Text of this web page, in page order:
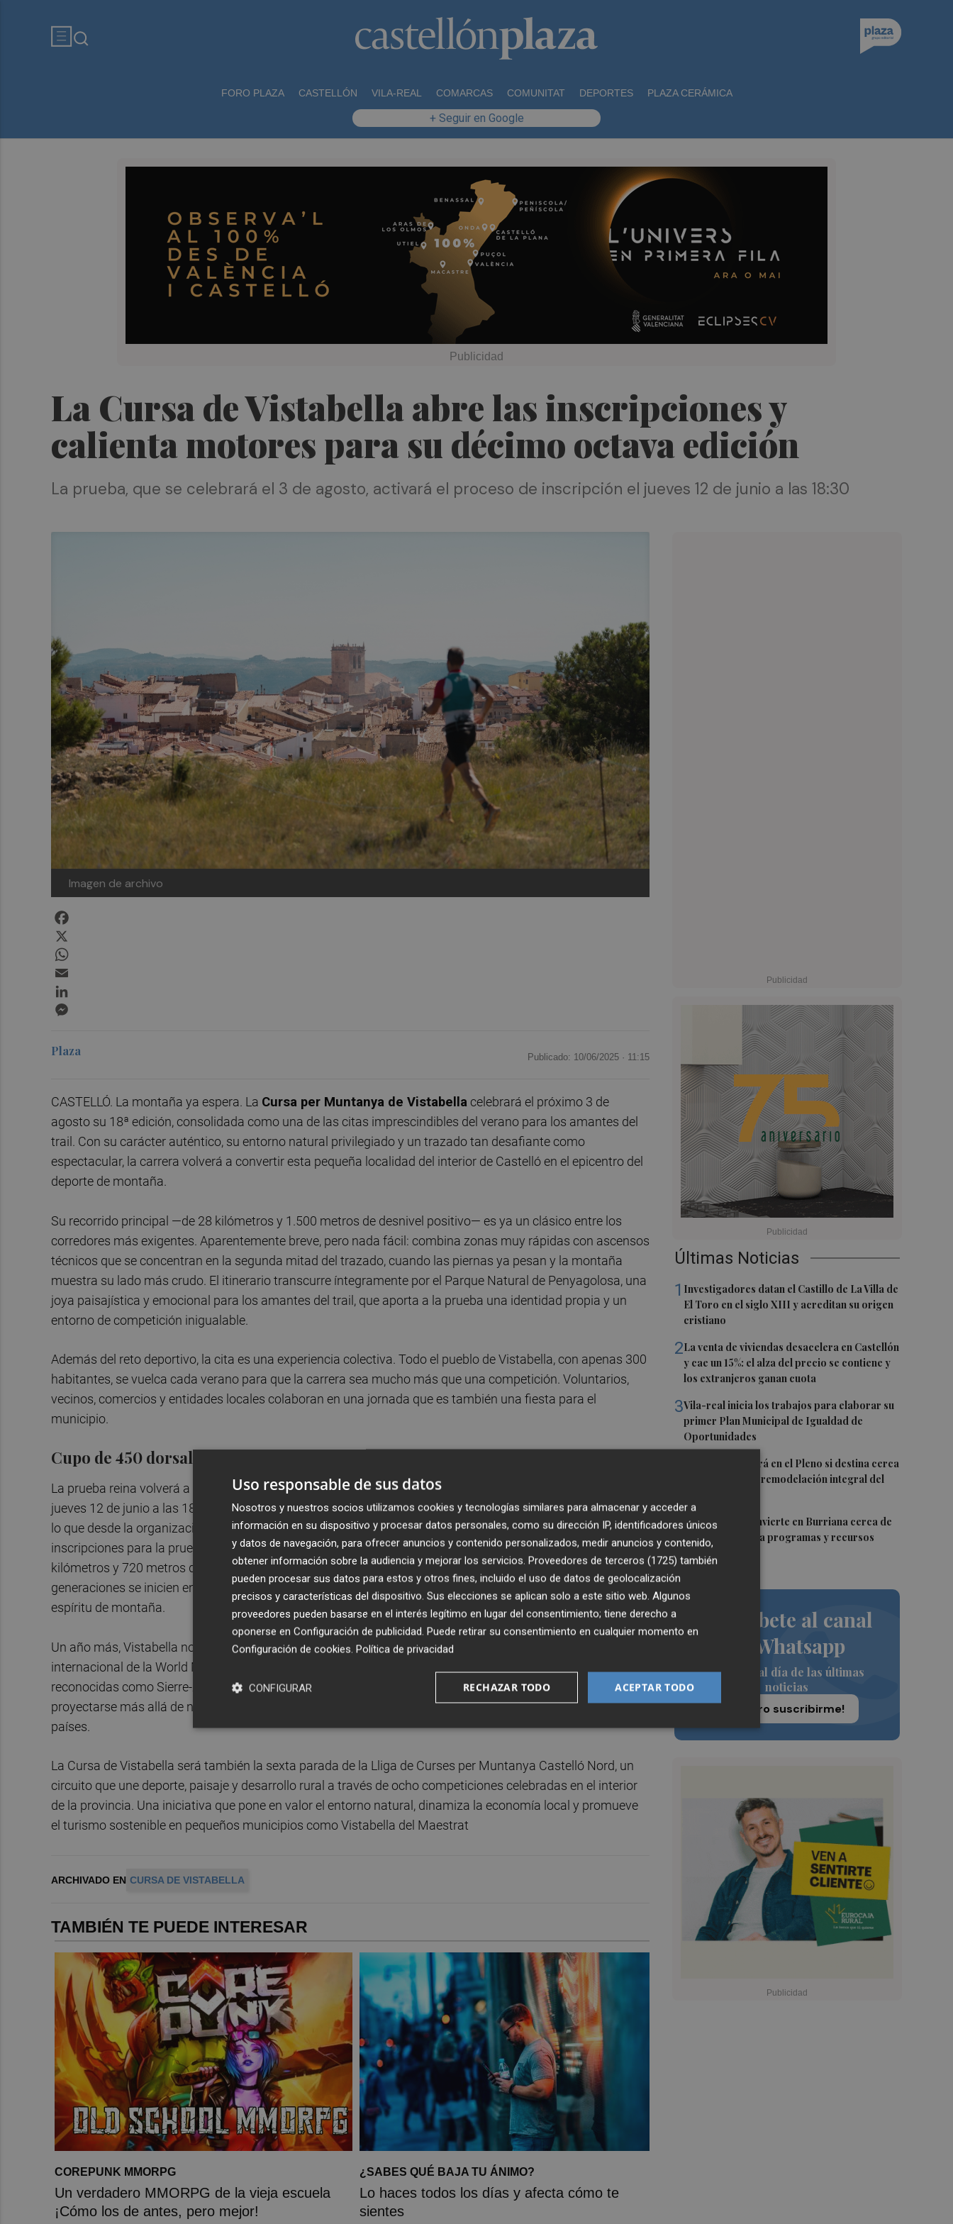
FORO PLAZA CASTELLÓN VILA-REAL COMARCAS COMUNITAT DEPORTES PLAZA CERÁMICA
+ Seguir en Google
La Cursa de Vistabella abre las inscripciones y
calienta motores para su décimo octava edición
La prueba, que se celebrará el 3 de agosto, activará el proceso de inscripción el jueves 12 de junio a las 18:30
Imagen de archivo
Últimas Noticias
1 Investigadores datan el Castillo de La Villa de
El Toro en el siglo XIII y acreditan su origen
cristiano
2La venta de viviendas desacelera en Castellón
y cae un 15%: el alza del precio se contiene y
los extranjeros ganan cuota
3Vila-real inicia los trabajos para elaborar su
primer Plan Municipal de Igualdad de
Oportunidades
Burriana decidirá en el Pleno si destina cerca
de un millón a la remodelación integral del
5 La Generalitat invierte en Burriana cerca de
5,6 millones para programas y recursos
sociales
Suscríbete al canal
de Whatsapp
Siempre al día de las últimas
noticias
¡Quiero suscribirme!
Plaza Publicado: 10/06/2025 · 11:15
CASTELLÓ. La montaña ya espera. La Cursa per Muntanya de Vistabella celebrará el próximo 3 de
agosto su 18ª edición, consolidada como una de las citas imprescindibles del verano para los amantes del
trail. Con su carácter auténtico, su entorno natural privilegiado y un trazado tan desafiante como
espectacular, la carrera volverá a convertir esta pequeña localidad del interior de Castelló en el epicentro del
deporte de montaña.
Su recorrido principal —de 28 kilómetros y 1.500 metros de desnivel positivo— es ya un clásico entre los
corredores más exigentes. Aparentemente breve, pero nada fácil: combina zonas muy rápidas con ascensos
técnicos que se concentran en la segunda mitad del trazado, cuando las piernas ya pesan y la montaña
muestra su lado más crudo. El itinerario transcurre íntegramente por el Parque Natural de Penyagolosa, una
joya paisajística y emocional para los amantes del trail, que aporta a la prueba una identidad propia y un
entorno de competición inigualable.
Además del reto deportivo, la cita es una experiencia colectiva. Todo el pueblo de Vistabella, con apenas 300
habitantes, se vuelca cada verano para que la carrera sea mucho más que una competición. Voluntarios,
vecinos, comercios y entidades locales colaboran en una jornada que es también una fiesta para el
municipio.
Cupo de 450 dorsales
La prueba reina volverá a contar con un cupo limitado de 450 dorsales, que se pondrán a la venta este
jueves 12 de junio a las 18:30h. Se espera una gran demanda, como ya ocurrió en ediciones anteriores, por
lo que desde la organización se recomienda estar atentos a la apertura del formulario. También se abrirán
inscripciones para la prueba juvenil, dirigida a corredores de entre 15 y 17 años. Este recorrido, de 10,5
kilómetros y 720 metros de desnivel positivo, ofrece una oportunidad ideal para que las nuevas
generaciones se inicien en este tipo de eventos con todas las garantías de seguridad y bajo el mismo
espíritu de montaña.
Un año más, Vistabella no solo será escenario de trail local. La carrera forma parte del calendario
internacional de la World Mountain Running Association (WMRA), donde comparte espacio con citas tan
reconocidas como Sierre-Zinal, Canfranc-Canfranc o K42 Patagonia. Un hito que permite a la prueba
proyectarse más allá de nuestras fronteras y atraer a corredores de alto nivel procedentes de diferentes
países.
La Cursa de Vistabella será también la sexta parada de la Lliga de Curses per Muntanya Castelló Nord, un
circuito que une deporte, paisaje y desarrollo rural a través de ocho competiciones celebradas en el interior
de la provincia. Una iniciativa que pone en valor el entorno natural, dinamiza la economía local y promueve
el turismo sostenible en pequeños municipios como Vistabella del Maestrat
ARCHIVADO EN CURSA DE VISTABELLA
TAMBIÉN TE PUEDE INTERESAR
COREPUNK MMORPG
Un verdadero MMORPG de la vieja escuela
¡Cómo los de antes, pero mejor!
¿SABES QUÉ BAJA TU ÁNIMO?
Lo haces todos los días y afecta cómo te
sientes
Uso responsable de sus datos
Nosotros y nuestros socios utilizamos cookies y tecnologías similares para almacenar y acceder a
información en su dispositivo y procesar datos personales, como su dirección IP, identificadores únicos
y datos de navegación, para ofrecer anuncios y contenido personalizados, medir anuncios y contenido,
obtener información sobre la audiencia y mejorar los servicios. Proveedores de terceros (1725) también
pueden procesar sus datos para estos y otros fines, incluido el uso de datos de geolocalización
precisos y características del dispositivo. Sus elecciones se aplican solo a este sitio web. Algunos
proveedores pueden basarse en el interés legítimo en lugar del consentimiento; tiene derecho a
oponerse en Configuración de publicidad. Puede retirar su consentimiento en cualquier momento en
Configuración de cookies. Política de privacidad
ACEPTAR TODO
RECHAZAR TODO
CONFIGURAR